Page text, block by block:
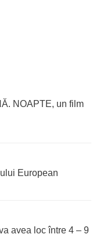
NOAPTE, un film
European
avea loc între 4 – 9